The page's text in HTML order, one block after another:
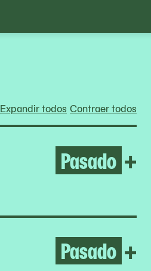
Expandir todos Contraer todos
Pasado +
Pasado +